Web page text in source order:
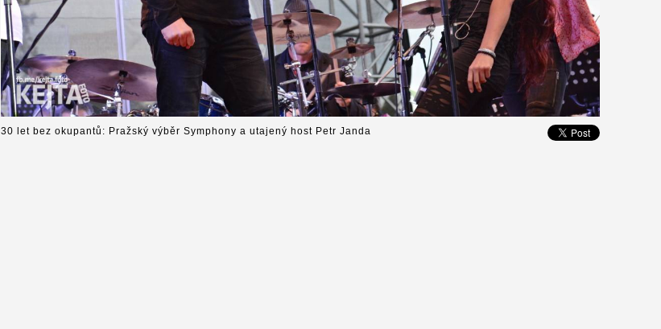
30 let bez okupantů: Pražský výběr Symphony a utajený host Petr Janda